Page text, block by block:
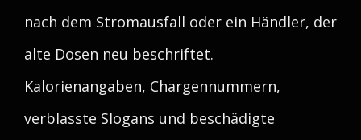
nach dem Stromausfall oder ein Händler, der
alte Dosen neu beschriftet.
Kalorienangaben, Chargennummern,
verblasste Slogans und beschädigte